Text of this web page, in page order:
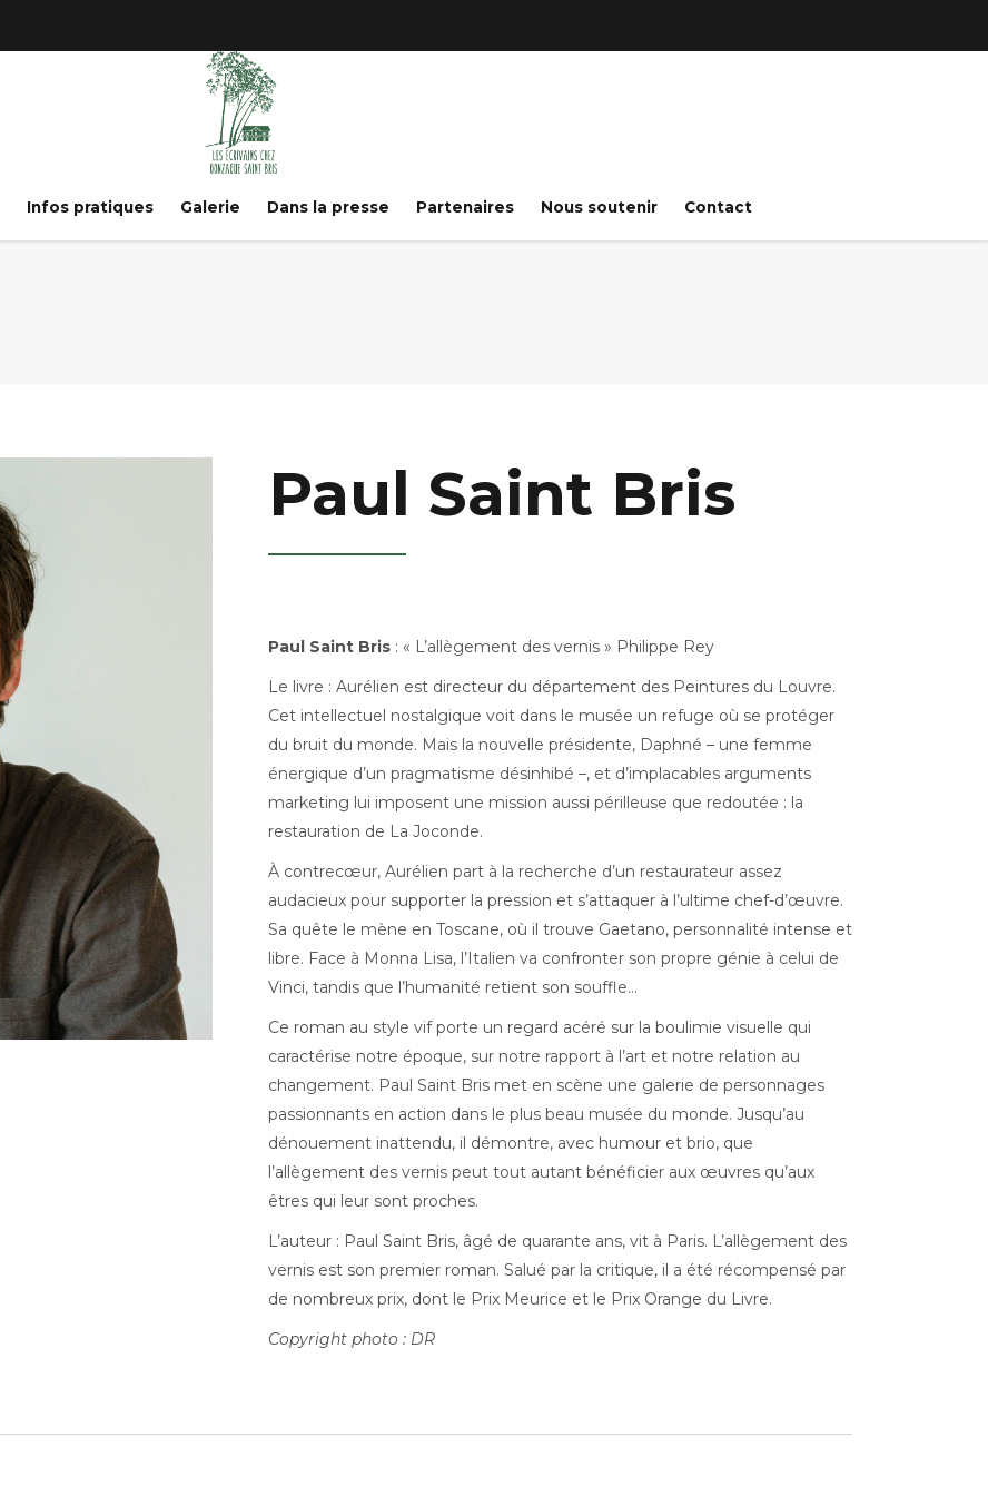
Infos pratiques Galerie Dans la presse Partenaires Nous soutenir Contact
Paul Saint Bris
Paul Saint Bris : « L’allègement des vernis » Philippe Rey
Le livre : Aurélien est directeur du département des Peintures du Louvre.
Cet intellectuel nostalgique voit dans le musée un refuge où se protéger
du bruit du monde. Mais la nouvelle présidente, Daphné – une femme
énergique d’un pragmatisme désinhibé –, et d’implacables arguments
marketing lui imposent une mission aussi périlleuse que redoutée : la
restauration de La Joconde.
À contrecœur, Aurélien part à la recherche d’un restaurateur assez
audacieux pour supporter la pression et s’attaquer à l’ultime chef-d’œuvre.
Sa quête le mène en Toscane, où il trouve Gaetano, personnalité intense et
libre. Face à Monna Lisa, l’Italien va confronter son propre génie à celui de
Vinci, tandis que l’humanité retient son souffle…
Ce roman au style vif porte un regard acéré sur la boulimie visuelle qui
caractérise notre époque, sur notre rapport à l’art et notre relation au
changement. Paul Saint Bris met en scène une galerie de personnages
passionnants en action dans le plus beau musée du monde. Jusqu’au
dénouement inattendu, il démontre, avec humour et brio, que
l’allègement des vernis peut tout autant bénéficier aux œuvres qu’aux
êtres qui leur sont proches.
L’auteur : Paul Saint Bris, âgé de quarante ans, vit à Paris. L’allègement des
vernis est son premier roman. Salué par la critique, il a été récompensé par
de nombreux prix, dont le Prix Meurice et le Prix Orange du Livre.
Copyright photo : DR